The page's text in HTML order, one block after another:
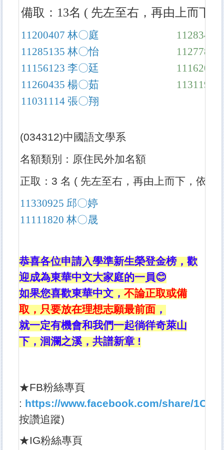
備取：13名 ( 先左至右，再由上而下
11200407林〇庭 11283401
11285135林〇怡 11277822
11156123李〇廷 11162001
11260435楊〇茹 11311912
11031114張〇翔
(034312)中國語文學系
名額類別：原住民外加名額
正取：3 名 ( 先左至右，再由上而下，依考
11330925邱〇婷
11111820林〇晟
恭喜各位申請入學準新生榮登金榜，歡
迎成為東華中文大家庭的一員😊
如果您喜歡東華中文， 不論正取或備
取，只要放在理想志願最前面 ，
就一定有機會和我們一起徜徉奇萊山
下，洄瀾之溪，共譜新章 !
★FB粉絲專頁
: https://www.facebook.com/share/
按讚追蹤)
★IG粉絲專頁